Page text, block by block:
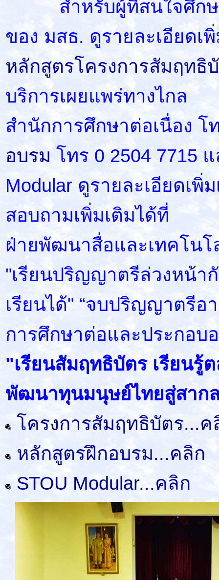
สำหรับผู้ที่สนใจศึกษา
ของ มสธ. ดูรายละเอียดเ
หลักสูตรโครงการสัมฤทธิ
บริการเผยแพร่ทางไกล
สำนักการศึกษาต่อเนื่อง โ
อบรม โทร 0 2504 7715
Modular ดูรายละเอียดเพิ่
สอบถามเพิ่มเติมได้ที่
ฝ่ายพัฒนาสื่อและเทคโนโ
"เรียนปริญญาตรีล่วงหน้า
เรียนได้" “จบปริญญาตรีอ
การศึกษาต่อและประกอบ
"เรียนสัมฤทธิบัตร เรียน
พัฒนาทุนมนุษย์ไทยสู่สาก
โครงการสัมฤทธิบัตร...ค
หลักสูตรฝึกอบรม...คลิก
STOU Modular...คลิก